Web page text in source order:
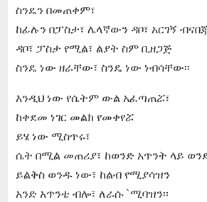
ስንዴን በመጠቀም፣
ከፊሉን በፓስታ፣ ሌላኛውን ዳቦ፣ አርገኝ
ዳቦ፣ ፓስታ የሚል፣ ልያት ስም ቢዘጋጅ
ስንዴ ነው ዘራቸው፣ ስንዴ ነው ነብሳቸው፡፡
እንዲህ ነው የሴትም ውል አፈጣጠሯ፣
ከቀደመ ነገር መልክ የመቀየሯ
ይሄ ነው ሚስጥሩ፣
ሴት በሚል መጠሪያ፣ ከወንድ አጥንት ላይ
ይልቅስ ወንዱ ነው፣ ከልብ የሚያሳዝን
አንድ አጥንቴ ብሎ፣ ለራሱ `ሚባዝን፡፡